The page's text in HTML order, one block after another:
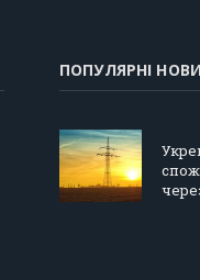
ПОПУЛЯРНІ